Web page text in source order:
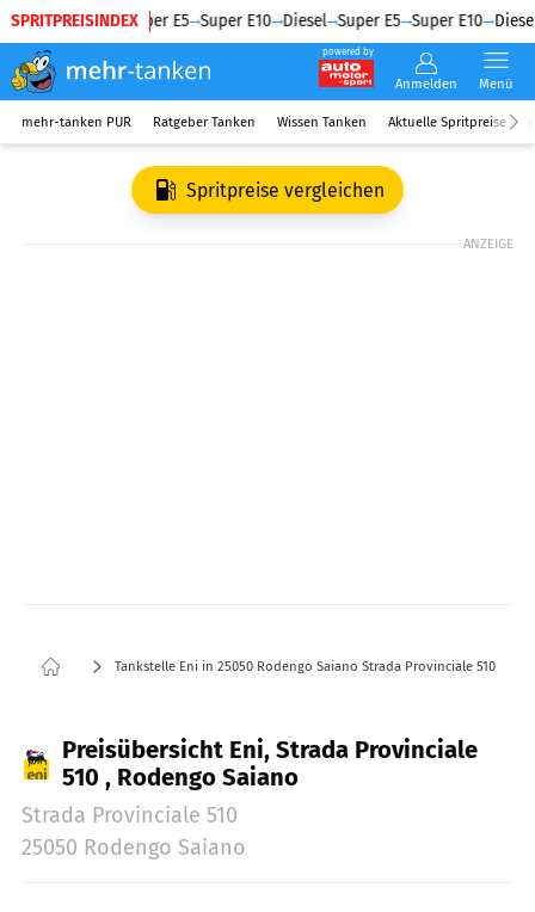
SPRITPREISINDEX
Diesel Super E5 Super E10 Diesel Super E5 Super E10 Diesel
powered by
Anmelden Menü
mehr-tanken PUR Ratgeber Tanken Wissen Tanken Aktuelle Spritpreise
Spritpreise vergleichen
ANZEIGE
Tankstelle Eni in 25050 Rodengo Saiano Strada Provinciale 510
Preisübersicht Eni, Strada Provinciale
510 , Rodengo Saiano
Strada Provinciale 510
25050 Rodengo Saiano